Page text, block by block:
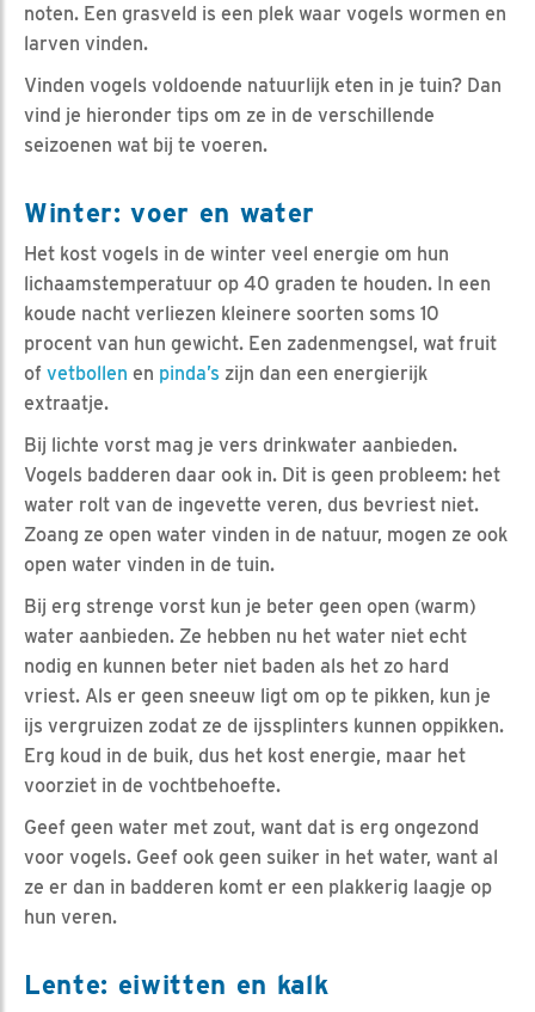
noten. Een grasveld is een plek waar vogels wormen en
larven vinden.
Vinden vogels voldoende natuurlijk eten in je tuin? Dan
vind je hieronder tips om ze in de verschillende
seizoenen wat bij te voeren.
Winter: voer en water
Het kost vogels in de winter veel energie om hun
lichaamstemperatuur op 40 graden te houden. In een
koude nacht verliezen kleinere soorten soms 10
procent van hun gewicht. Een zadenmengsel, wat fruit
of vetbollen en pinda’s zijn dan een energierijk
extraatje.
Bij lichte vorst mag je vers drinkwater aanbieden.
Vogels badderen daar ook in. Dit is geen probleem: het
water rolt van de ingevette veren, dus bevriest niet.
Zoang ze open water vinden in de natuur, mogen ze ook
open water vinden in de tuin.
Bij erg strenge vorst kun je beter geen open (warm)
water aanbieden. Ze hebben nu het water niet echt
nodig en kunnen beter niet baden als het zo hard
vriest. Als er geen sneeuw ligt om op te pikken, kun je
ijs vergruizen zodat ze de ijssplinters kunnen oppikken.
Erg koud in de buik, dus het kost energie, maar het
voorziet in de vochtbehoefte.
Geef geen water met zout, want dat is erg ongezond
voor vogels. Geef ook geen suiker in het water, want al
ze er dan in badderen komt er een plakkerig laagje op
hun veren.
Lente: eiwitten en kalk